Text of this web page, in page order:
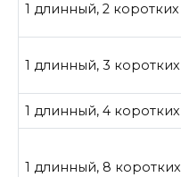
1 длинный, 2 коротких
1 длинный, 3 коротких
1 длинный, 4 коротких
1 длинный, 8 коротких